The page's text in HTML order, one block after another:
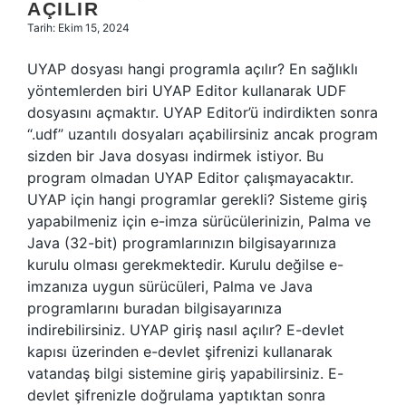
AÇILIR
Tarih: Ekim 15, 2024
UYAP dosyası hangi programla açılır? En sağlıklı
yöntemlerden biri UYAP Editor kullanarak UDF
dosyasını açmaktır. UYAP Editor’ü indirdikten sonra
“.udf” uzantılı dosyaları açabilirsiniz ancak program
sizden bir Java dosyası indirmek istiyor. Bu
program olmadan UYAP Editor çalışmayacaktır.
UYAP için hangi programlar gerekli? Sisteme giriş
yapabilmeniz için e-imza sürücülerinizin, Palma ve
Java (32-bit) programlarınızın bilgisayarınıza
kurulu olması gerekmektedir. Kurulu değilse e-
imzanıza uygun sürücüleri, Palma ve Java
programlarını buradan bilgisayarınıza
indirebilirsiniz. UYAP giriş nasıl açılır? E-devlet
kapısı üzerinden e-devlet şifrenizi kullanarak
vatandaş bilgi sistemine giriş yapabilirsiniz. E-
devlet şifrenizle doğrulama yaptıktan sonra